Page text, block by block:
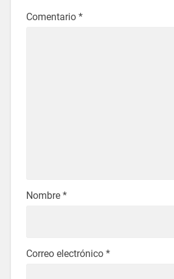
Comentario *
Nombre *
Correo electrónico *